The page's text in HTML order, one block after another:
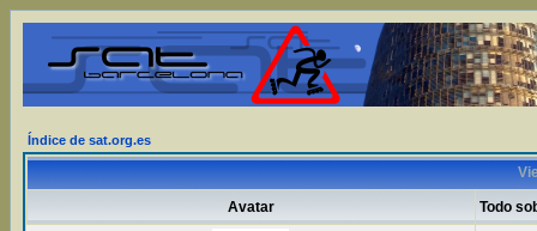
Índice de sat.org.es
Avatar Todo